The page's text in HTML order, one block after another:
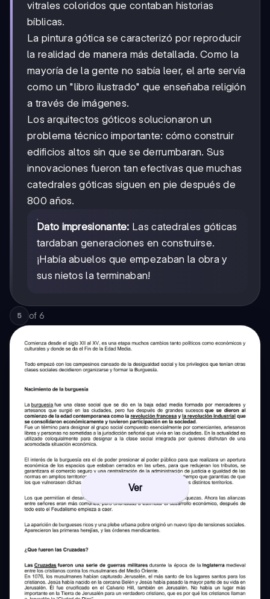
vitrales coloridos que contaban historias
bíblicas.
La pintura gótica se caracterizó por reproducir
la realidad de manera más detallada. Como la
mayoría de la gente no sabía leer, el arte servía
como un "libro ilustrado" que enseñaba religión
a través de imágenes.
Los arquitectos góticos solucionaron un
problema técnico importante: cómo construir
edificios altos sin que se derrumbaran. Sus
innovaciones fueron tan efectivas que muchas
catedrales góticas siguen en pie después de
800 años.
Dato impresionante: Las catedrales góticas
tardaban generaciones en construirse.
¡Había abuelos que empezaban la obra y
sus nietos la terminaban!
5 of 6
Ver